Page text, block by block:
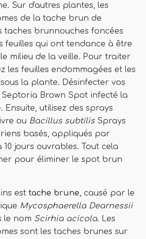
Sur d'autres plantes, les
de la tache brun de
taches brunnouches foncées
feuilles qui ont tendance à être
milieu de la veille. Pour traiter
les feuilles endommagées et les
la plante. Désinfecter vos
Brown Spot infecté la
Ensuite, utilisez des sprays
ou Bacillus subtilisSprays
basés, appliqués par
jours ouvrables. Tout cela
pour éliminer le spot brun
est tache brune, causé par le
Mycosphaerella Dearnessii
le nom Scirhia acicola. Les
sont les taches brunes sur